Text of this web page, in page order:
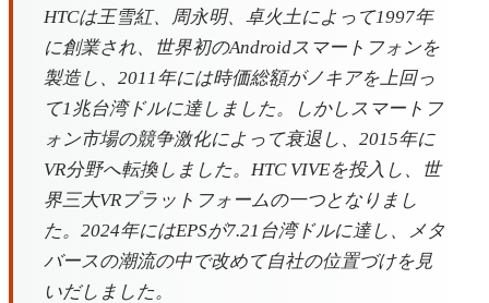
HTCは王雪紅、周永明、卓火土によって1997年
に創業され、世界初のAndroidスマートフォンを
製造し、2011年には時価総額がノキアを上回っ
て1兆台湾ドルに達しました。しかしスマートフ
ォン市場の競争激化によって衰退し、2015年に
VR分野へ転換しました。HTC VIVEを投入し、世
界三大VRプラットフォームの一つとなりまし
た。2024年にはEPSが7.21台湾ドルに達し、メタ
バースの潮流の中で改めて自社の位置づけを見
いだしました。